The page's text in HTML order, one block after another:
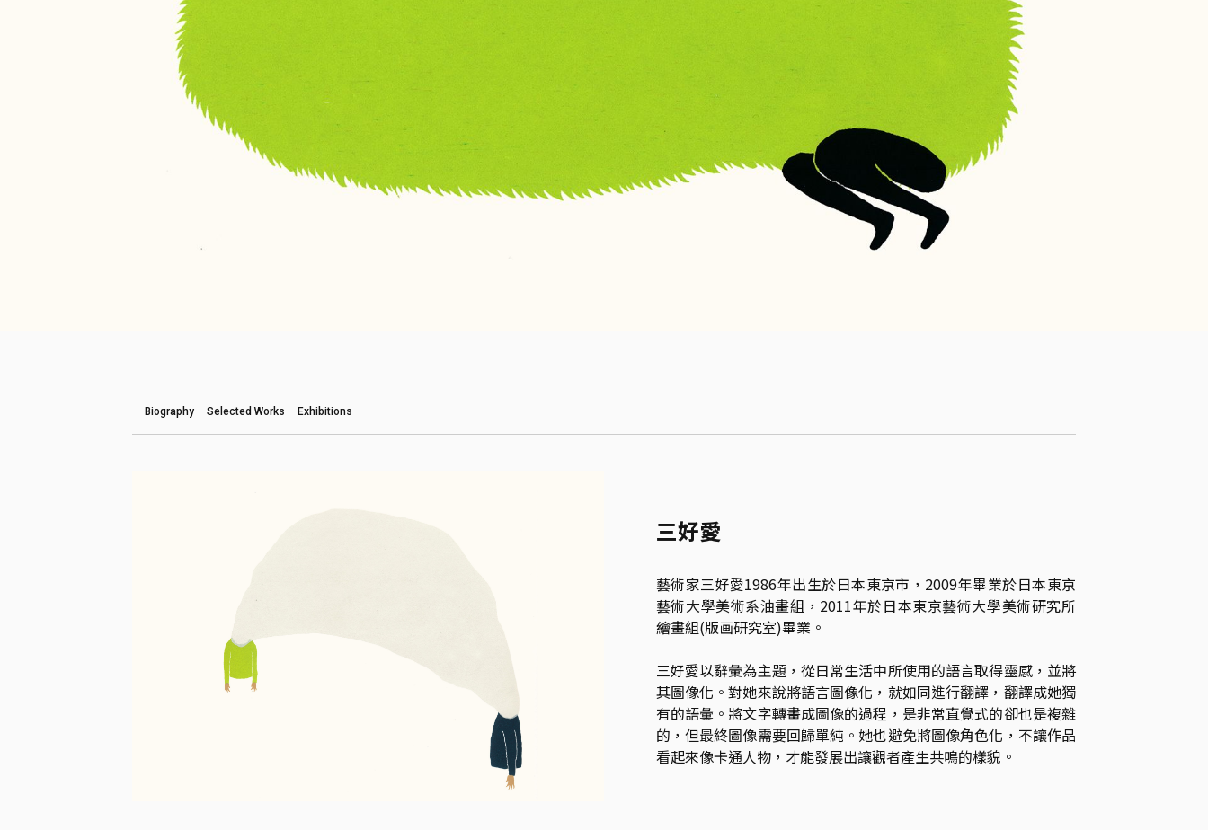
Biography Selected Works Exhibitions
三好愛
藝術家三好愛1986年出生於日本東京市，2009年畢業於日本東京
藝術大學美術系油畫組，2011年於日本東京藝術大學美術研究所
繪畫組(版画研究室)畢業。
三好愛以辭彙為主題，從日常生活中所使用的語言取得靈感，並將
其圖像化。對她來說將語言圖像化，就如同進行翻譯，翻譯成她獨
有的語彙。將文字轉畫成圖像的過程，是非常直覺式的卻也是複雜
的，但最終圖像需要回歸單純。她也避免將圖像角色化，不讓作品
看起來像卡通人物，才能發展出讓觀者產生共鳴的樣貌。